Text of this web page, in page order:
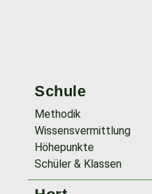
Schule
Methodik
Wissensvermittlung
Höhepunkte
Schüler & Klassen